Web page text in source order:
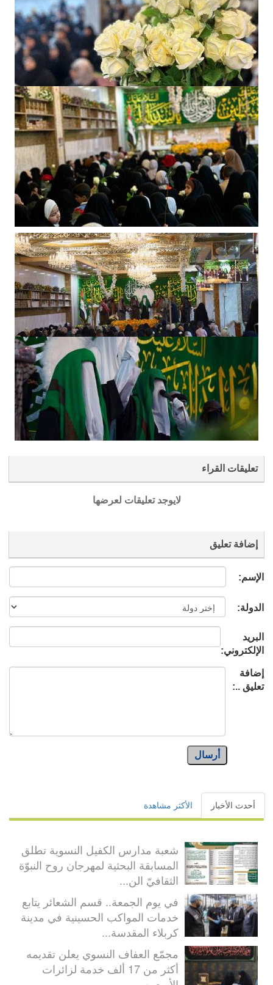
تعليقات القراء
لايوجد تعليقات لعرضها
إضافة تعليق
الإسم:
الدولة:
البريد
الإلكتروني:
إضافة
تعليق ..:
أرسال
أحدث الأخبار الأكثر مشاهدة
شعبة مدارس الكفيل النسوية تطلق
المسابقة البحثية لمهرجان روح النبوّة
الثقافيّ الن...
في يوم الجمعة.. قسم الشعائر يتابع
خدمات المواكب الحسينية في مدينة
كربلاء المقدسة...
مجمّع العفاف النسوي يعلن تقديمه
أكثر من 17 ألف خدمة لزائرات